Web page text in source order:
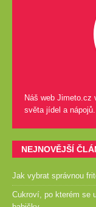
Náš web Jimeto.cz
světa jídel a nápojů.
NEJNOVĚJŠÍ
Jak vybrat správnou
Cukroví, po kterém se